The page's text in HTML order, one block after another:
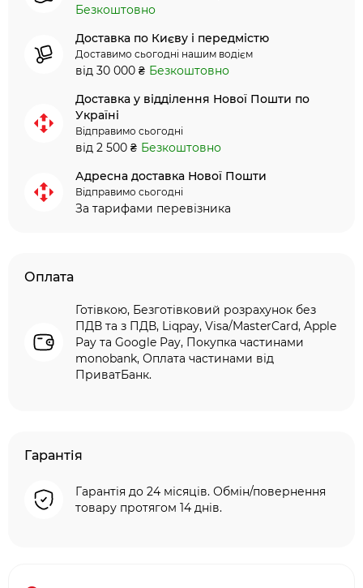
Безкоштовно
Доставка по Києву і передмістю
Доставимо сьогодні нашим водієм
від 30 000 ₴ Безкоштовно
Доставка у відділення Нової Пошти по
Україні
Відправимо сьогодні
від 2 500 ₴ Безкоштовно
Адресна доставка Нової Пошти
Відправимо сьогодні
За тарифами перевізника
Оплата
Готівкою, Безготівковий розрахунок без
ПДВ та з ПДВ, Liqpay, Visa/MasterCard, Apple
Pay та Google Pay, Покупка частинами
monobank, Оплата частинами від
ПриватБанк.
Гарантія
Гарантія до 24 місяців. Обмін/повернення
товару протягом 14 днів.